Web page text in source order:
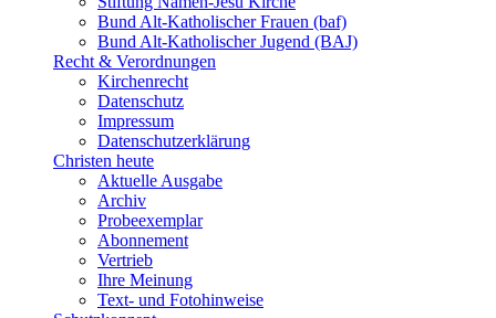
Bund Alt-Katholischer Frauen (baf)
Bund Alt-Katholischer Jugend (BAJ)
Recht & Verordnungen
Kirchenrecht
Datenschutz
Impressum
Datenschutzerklärung
Christen heute
Aktuelle Ausgabe
Archiv
Probeexemplar
Abonnement
Vertrieb
Ihre Meinung
Text- und Fotohinweise